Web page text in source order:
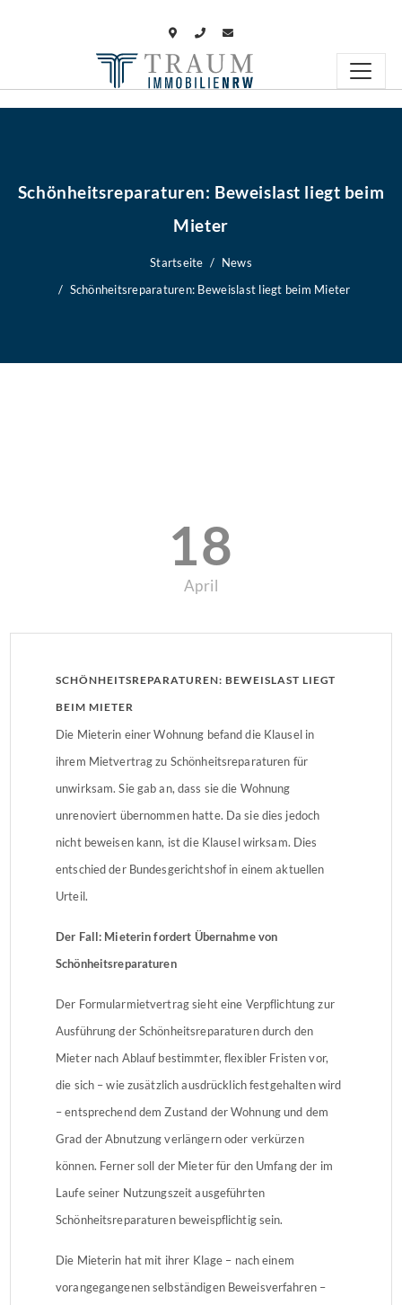
Schönheitsreparaturen: Beweislast liegt beim
Mieter
Startseite
News
Schönheitsreparaturen: Beweislast liegt beim Mieter
18
April
SCHÖNHEITSREPARATUREN: BEWEISLAST LIEGT
BEIM MIETER
Die Mieterin einer Wohnung befand die Klausel in
ihrem Mietvertrag zu Schönheitsreparaturen für
unwirksam. Sie gab an, dass sie die Wohnung
unrenoviert übernommen hatte. Da sie dies jedoch
nicht beweisen kann, ist die Klausel wirksam. Dies
entschied der Bundesgerichtshof in einem aktuellen
Urteil.
Der Fall: Mieterin fordert Übernahme von
Schönheitsreparaturen
Der Formularmietvertrag sieht eine Verpflichtung zur
Ausführung der Schönheitsreparaturen durch den
Mieter nach Ablauf bestimmter, flexibler Fristen vor,
die sich – wie zusätzlich ausdrücklich festgehalten wird
– entsprechend dem Zustand der Wohnung und dem
Grad der Abnutzung verlängern oder verkürzen
können. Ferner soll der Mieter für den Umfang der im
Laufe seiner Nutzungszeit ausgeführten
Schönheitsreparaturen beweispflichtig sein.
Die Mieterin hat mit ihrer Klage – nach einem
vorangegangenen selbständigen Beweisverfahren –